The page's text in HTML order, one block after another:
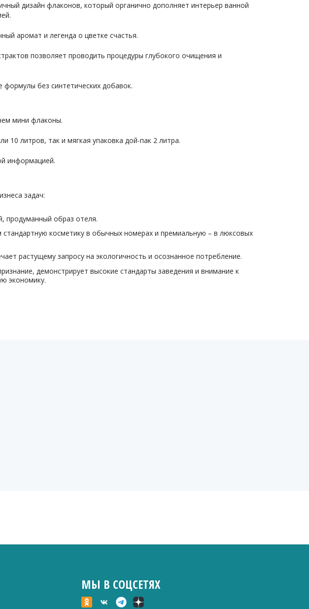
дизайн флаконов, который органично дополняет интерьер ванной
аромат и легенда о цветке счастья.
позволяет проводить процедуры глубокого очищения и
формулы без синтетических добавок.
мини флаконы.
10 литров, так и мягкая упаковка дой-пак 2 литра.
информацией.
задач:
продуманный образ отеля.
косметику в обычных номерах и премиальную – в люксовых
растущему запросу на экологичность и осознанное потребление.
демонстрирует высокие стандарты заведения и внимание к
экономику.
МЫ В СОЦСЕТЯХ